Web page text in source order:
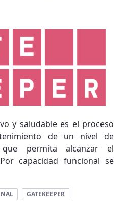
y saludable es el proceso
de un nivel de
que permita alcanzar el
capacidad funcional se
GATEKEEPER